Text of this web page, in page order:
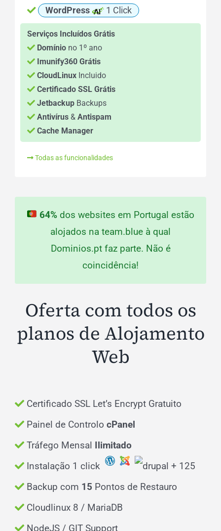
WordPress
1 Click
Serviços Incluídos Grátis
Domínio no 1º ano
Imunify360 Grátis
CloudLinux Incluido
Certificado SSL Grátis
Jetbackup Backups
Antivírus &Antispam
Cache Manager
Todas as funcionalidades
64% dos websites em Portugal estão
alojados na team.blue à qual
Dominios.pt faz parte. Não é
coincidência!
Oferta com todos os
planos de Alojamento
Web
Certificado SSL Let’s Encrypt Gratuito
Painel de Controlo cPanel
Tráfego Mensal Ilimitado
Instalação 1 click
+ 125
Backup com 15 Pontos de Restauro
Cloudlinux 8 / MariaDB
NodeJS / GIT Support